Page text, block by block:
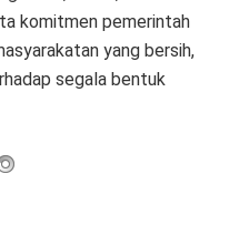
komitmen pemerintah
yang bersih,
segala bentuk